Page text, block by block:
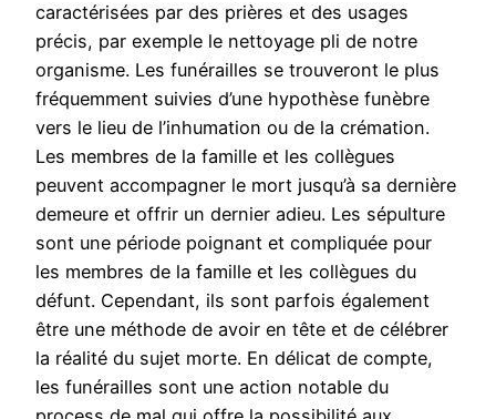
caractérisées par des prières et des usages
précis, par exemple le nettoyage pli de notre
organisme. Les funérailles se trouveront le plus
fréquemment suivies d’une hypothèse funèbre
vers le lieu de l’inhumation ou de la crémation.
Les membres de la famille et les collègues
peuvent accompagner le mort jusqu’à sa dernière
demeure et offrir un dernier adieu. Les sépulture
sont une période poignant et compliquée pour
les membres de la famille et les collègues du
défunt. Cependant, ils sont parfois également
être une méthode de avoir en tête et de célébrer
la réalité du sujet morte. En délicat de compte,
les funérailles sont une action notable du